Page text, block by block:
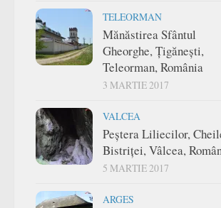
TELEORMAN
Mănăstirea Sfântul
Gheorghe, Țigănești,
Teleorman, România
3 MARTIE 2017
VALCEA
Peștera Liliecilor,
Bistriței, Vâlcea,
5 MARTIE 2017
ARGES